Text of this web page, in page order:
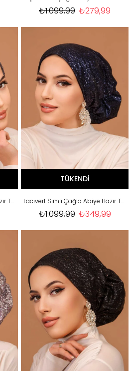
₺279,99
₺1.099,99
Antrasit Simli Çağla Abiye Hazır Türban Bone
TÜKENDI
Lacivert Simli Çağla Abiye Hazır Türban Bone
₺349,99
₺1.099,99